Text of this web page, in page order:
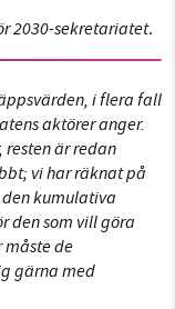
2030-sekretariatet.
i flera fall
aktörer anger.
är redan
vi har räknat på
kumulativa
den som vill göra
måste de
gärna med